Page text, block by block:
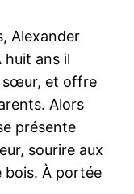
Alexander
huit ans il
sœur, et offre
Alors
présente
sourire aux
bois. À portée